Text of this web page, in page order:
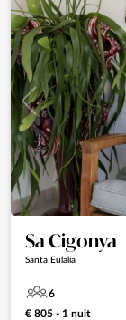
Sa Cigonya
Santa Eulalia
6
€ 805 - 1 nuit